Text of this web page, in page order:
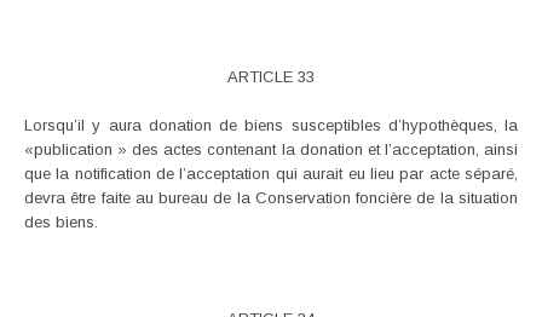
ARTICLE 33
Lorsqu’il y aura donation de biens susceptibles d’hypothèques, la
«publication » des actes contenant la donation et l’acceptation, ainsi
que la notification de l’acceptation qui aurait eu lieu par acte séparé,
devra être faite au bureau de la Conservation foncière de la situation
des biens.